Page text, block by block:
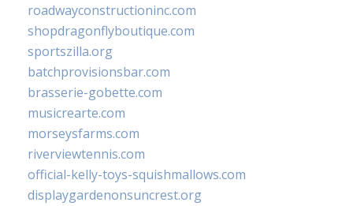
roadwayconstructioninc.com
shopdragonflyboutique.com
sportszilla.org
batchprovisionsbar.com
brasserie-gobette.com
musicrearte.com
morseysfarms.com
riverviewtennis.com
official-kelly-toys-squishmallows.com
displaygardenonsuncrest.org